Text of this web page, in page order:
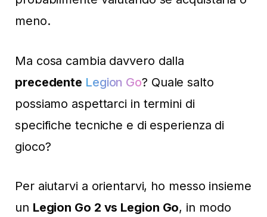
meno.
Ma cosa cambia davvero dalla
precedente Legion Go? Quale salto
possiamo aspettarci in termini di
specifiche tecniche e di esperienza di
gioco?
Per aiutarvi a orientarvi, ho messo insieme
un Legion Go 2 vs Legion Go, in modo